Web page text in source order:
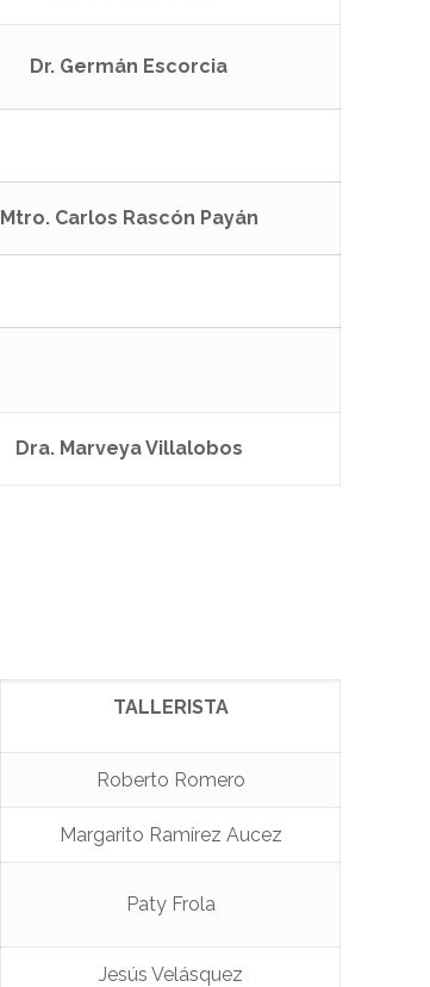
Dr. Germán Escorcia
Mtro. Carlos Rascón Payán
Dra. Marveya Villalobos
TALLERISTA
Roberto Romero
Margarito Ramírez Aucez
Paty Frola
Jesús Velásquez